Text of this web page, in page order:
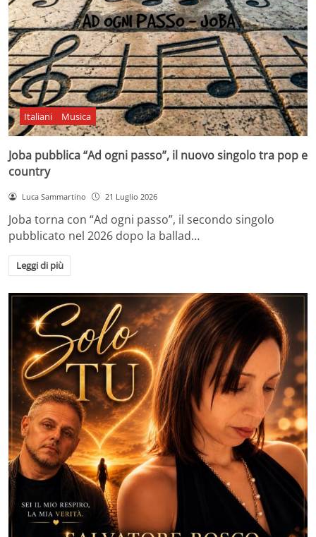
Italiani Musica
Joba pubblica “Ad ogni passo”, il nuovo singolo tra pop e
country
Luca Sammartino 21 Luglio 2026
Joba torna con “Ad ogni passo”, il secondo singolo
pubblicato nel 2026 dopo la ballad…
Leggi di più